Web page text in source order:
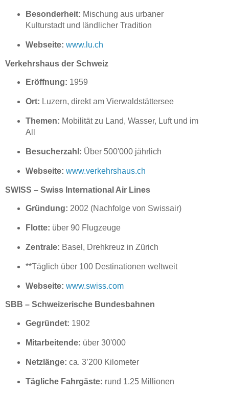
Besonderheit: Mischung aus urbaner
Kulturstadt und ländlicher Tradition
Webseite: www.lu.ch
Verkehrshaus der Schweiz
Eröffnung: 1959
Ort: Luzern, direkt am Vierwaldstättersee
Themen: Mobilität zu Land, Wasser, Luft und im
All
Besucherzahl: Über 500'000 jährlich
Webseite: www.verkehrshaus.ch
SWISS – Swiss International Air Lines
Gründung: 2002 (Nachfolge von Swissair)
Flotte: über 90 Flugzeuge
Zentrale: Basel, Drehkreuz in Zürich
**Täglich über 100 Destinationen weltweit
Webseite: www.swiss.com
SBB – Schweizerische Bundesbahnen
Gegründet: 1902
Mitarbeitende: über 30'000
Netzlänge: ca. 3’200 Kilometer
Tägliche Fahrgäste: rund 1.25 Millionen